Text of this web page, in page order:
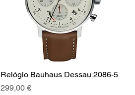
Relógio Bauhaus Dessau 2086-5
Preço
299,00 €